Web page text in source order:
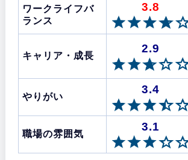
ワークライフバ
ランス
3.8
キャリア・成長
2.9
やりがい
3.4
職場の雰囲気
3.1